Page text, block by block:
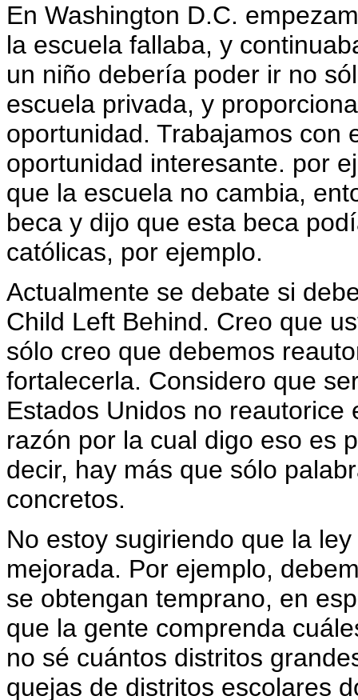
En Washington D.C.
la escuela fallaba, y
un niño debería poder ir no
escuela privada, y
oportunidad. Trabajamos con
oportunidad interesante. por
que la escuela no cambia,
beca y dijo que esta beca
católicas, por ejemplo.
Actualmente se debate si
Child Left Behind. Creo que
sólo creo que debemos
fortalecerla. Considero que
Estados Unidos no reautorice
razón por la cual digo eso es
decir, hay más que sólo
concretos.
No estoy sugiriendo que la
mejorada. Por ejemplo,
se obtengan temprano, en
que la gente comprenda
no sé cuántos distritos
quejas de distritos escolares